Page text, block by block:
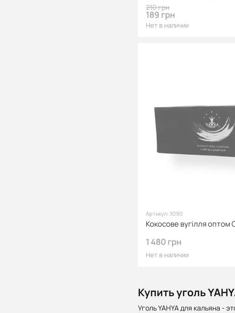
Купить уголь
Уголь YAHYA для кальяна -
210 грн
189 грн
Нет в наличии
Артикул: 3090
1 480 грн
Нет в наличии